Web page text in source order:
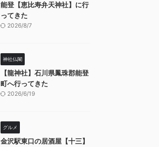
能登【恵比寿弁天神社】に行
ってきた
2026/8/7
神社仏閣
【龍神社】石川県鳳珠郡能登
町へ行ってきた
2026/6/19
グルメ
金沢駅東口の居酒屋【十三】